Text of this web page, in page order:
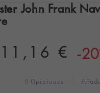
John Frank
11,16 € -
0 Opiniones